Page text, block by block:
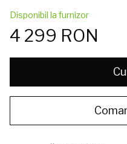
Disponibil la furnizor
4 299 RON